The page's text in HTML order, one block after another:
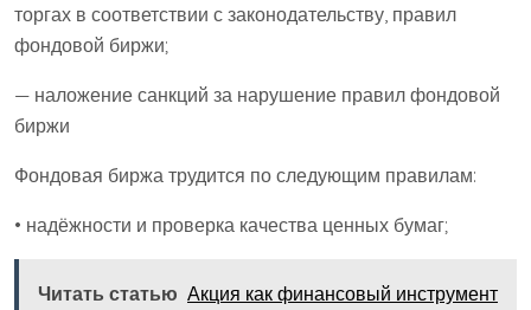
торгах в соответствии с законодательству, правил
фондовой биржи;
— наложение санкций за нарушение правил фондовой
биржи
Фондовая биржа трудится по следующим правилам:
• надёжности и проверка качества ценных бумаг;
Читать статью Акция как финансовый инструмент